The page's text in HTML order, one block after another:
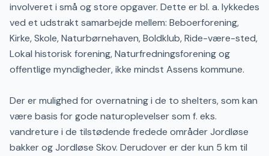
involveret i små og store opgaver. Dette er bl. a. lykkedes
ved et udstrakt samarbejde mellem: Beboerforening,
Kirke, Skole, Naturbørnehaven, Boldklub, Ride-være-sted,
Lokal historisk forening, Naturfredningsforening og
offentlige myndigheder, ikke mindst Assens kommune.
Der er mulighed for overnatning i de to shelters, som kan
være basis for gode naturoplevelser som f. eks.
vandreture i de tilstødende fredede områder Jordløse
bakker og Jordløse Skov. Derudover er der kun 5 km til